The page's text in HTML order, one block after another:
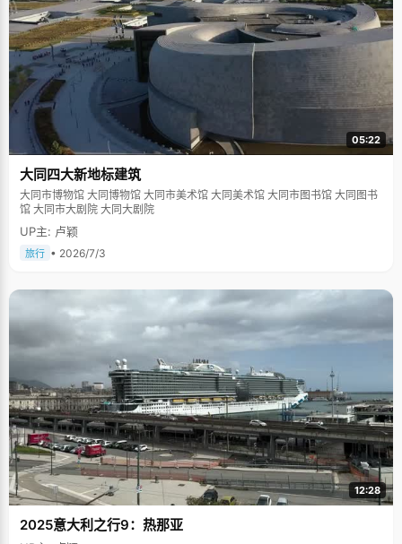
05:22
大同四大新地标建筑
大同市博物馆 大同博物馆 大同市美术馆 大同美术馆 大同市图书馆 大同图书
馆 大同市大剧院 大同大剧院
UP主: 卢颖
旅行 • 2026/7/3
12:28
2025意大利之行9：热那亚